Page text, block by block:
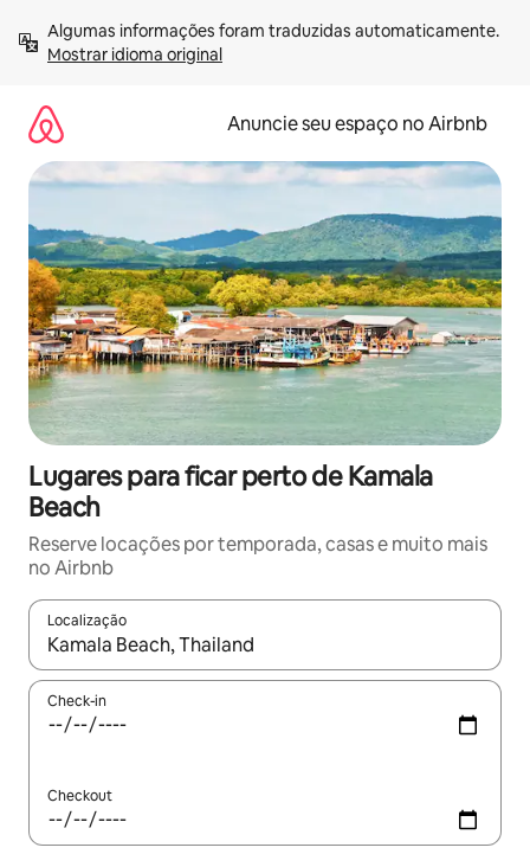
para
Mostrar idioma original
Anuncie seu espaço no Airbnb
Lugares para ficar perto de Kamala
Beach
Reserve locações por temporada, casas e muito mais
no Airbnb
Localização
Quando os resultados estiverem disponíveis, explore-os
Check-in
Checkout